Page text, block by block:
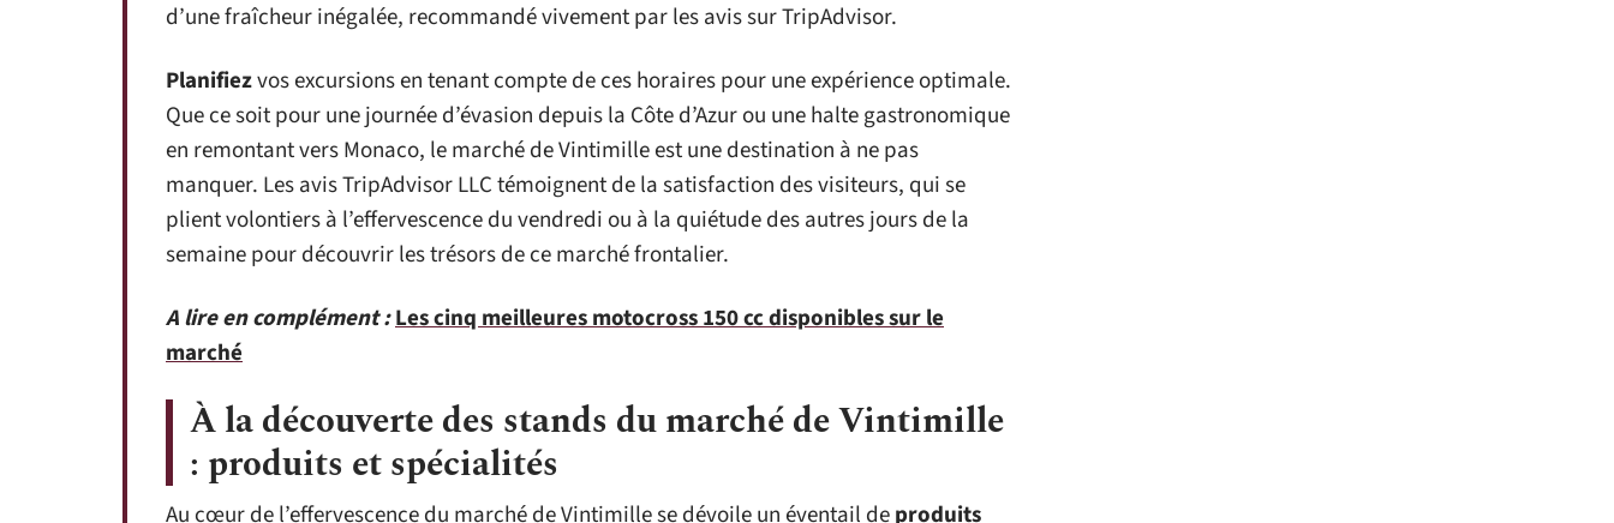
d’une fraîcheur inégalée, recommandé vivement par les avis sur TripAdvisor.
Planifiezvos excursions en tenant compte de ces horaires pour une expérience optimale.
Que ce soit pour une journée d’évasion depuis la Côte d’Azur ou une halte gastronomique
en remontant vers Monaco, le marché de Vintimille est une destination à ne pas
manquer. Les avis TripAdvisor LLC témoignent de la satisfaction des visiteurs, qui se
plient volontiers à l’effervescence du vendredi ou à la quiétude des autres jours de la
semaine pour découvrir les trésors de ce marché frontalier.
A lire en complément :Les cinq meilleures motocross 150 cc disponibles sur le
marché
À la découverte des stands du marché de Vintimille
: produits et spécialités
Au cœur de l’effervescence du marché de Vintimille se dévoile un éventail deproduits